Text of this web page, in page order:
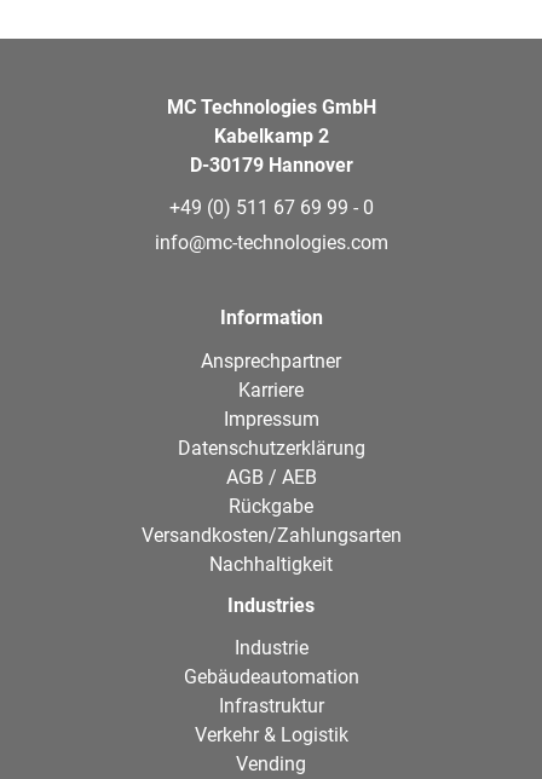
MC Technologies GmbH
Kabelkamp 2
D-30179 Hannover
+49 (0) 511 67 69 99 - 0
info@mc-technologies.com
Information
Ansprechpartner
Karriere
Impressum
Datenschutzerklärung
AGB / AEB
Rückgabe
Versandkosten/Zahlungsarten
Nachhaltigkeit
Industries
Industrie
Gebäudeautomation
Infrastruktur
Verkehr & Logistik
Vending